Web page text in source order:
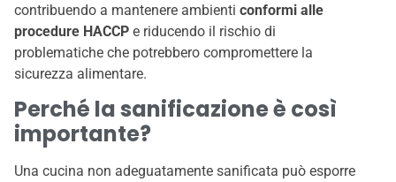
contribuendo a mantenere ambienti conformi alle
procedure HACCP e riducendo il rischio di
problematiche che potrebbero compromettere la
sicurezza alimentare.
Perché la sanificazione è così
importante?
Una cucina non adeguatamente sanificata può esporre